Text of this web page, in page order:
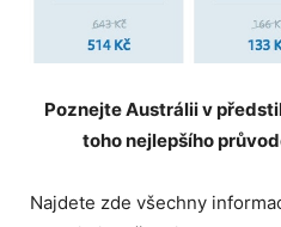
Poznejte Austrálii v
toho nejlepšího
Najdete zde všechny